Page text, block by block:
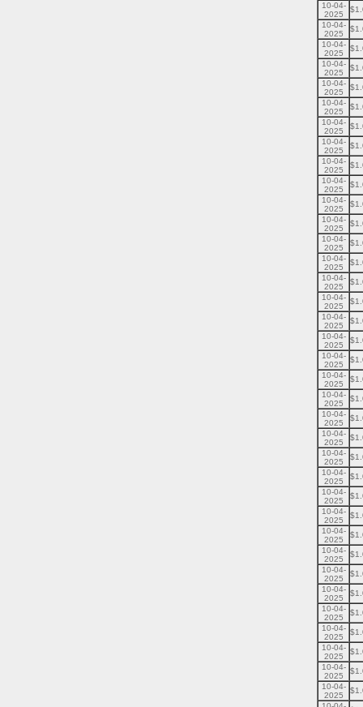
10-04-
2025
10-04-
2025
10-04-
2025
10-04-
2025
10-04-
2025
10-04-
2025
10-04-
2025
10-04-
2025
10-04-
2025
10-04-
2025
10-04-
2025
10-04-
2025
10-04-
2025
10-04-
2025
10-04-
2025
10-04-
2025
10-04-
2025
10-04-
2025
10-04-
2025
10-04-
2025
10-04-
2025
10-04-
2025
10-04-
2025
10-04-
2025
10-04-
2025
10-04-
2025
10-04-
2025
10-04-
2025
10-04-
2025
10-04-
2025
10-04-
2025
10-04-
2025
10-04-
2025
10-04-
2025
10-04-
2025
10-04-
2025